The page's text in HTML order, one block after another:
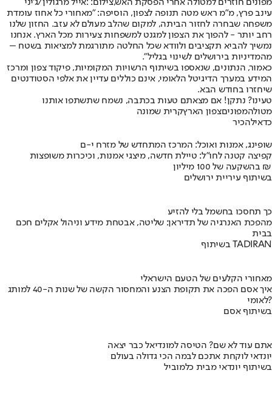
מפונים חוזרים למטולה אחרי הפסקת האש,צילום: :אייל מרגולין/ג'יני
עינב פרץ, מ"מ ראש מטה תנופה לצפון, הוסיפה: "מאחורי כל אחוז עומדת
משפחה שבחרה לחזור הביתה, למקום שהלב מעולם לא עזב. החזון שלנו
רחב יותר - להפוך את הצפון למגנט למשפחות צעירות מכל הארץ. אנחנו
נמשיך להביא תקציבים ולוודא שכל החלטה מתורגמת למציאות בשטח –
מהמדיניות בירושלים לשינוי בגליל".
כאמור, הנתונים, שנאספו בשיתוף הרשויות המקומיות, פיקוד צפון ומרכז
המידע במערך הדיגיטל הלאומי, אינם כוללים עדיין את אלפי הסטודנטים
שיחזרו בחודש הבא.
טעינו? נתקן! אם מצאתם טעות בכתבה, נשמח שתשתפו אותנו
מטולהמפוניםצפון הארץקרית שמונה
כדאילהכיר
שופינג, אמנות ואוכל: המרכז המתחדש של מזרח י-ם
קפיצה קטנה לחו"ל: טיילת חדשה, מיצגי אמנות, וכיכרות משופצות
בהשקעה של 100 מיליון ₪
בשיתוף עיריית ירושלים
כך תחסכו בחשמל בלי להזיע
מהפכת האנרגיה של תדיראן: שליטה, אבטחת מידע וניהול אקלים חכם
בבית
בשיתוף TADIRAN
מאחורי הקלעים של הטעם הישראלי
איך אסם הפכה את תקופת הצנע והמחסור הקשה של שנות ה-40 למותג
לאומי?
בשיתוף אסם
אתם עוד לא שם? הטיסה למונדיאל כבר יצאה
יונדאי לוקחת אתכם לבמה הכי גדולה בעולם
בשיתוף יונדאי מבית כלמוביל